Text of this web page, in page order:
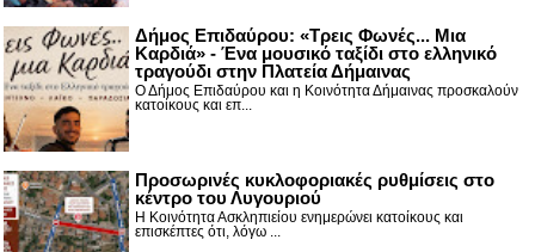
Δήμος Επιδαύρου: «Τρεις Φωνές... Μια
Καρδιά» - Ένα μουσικό ταξίδι στο ελληνικό
τραγούδι στην Πλατεία Δήμαινας
Ο Δήμος Επιδαύρου και η Κοινότητα Δήμαινας προσκαλούν
κατοίκους και επ...
Προσωρινές κυκλοφοριακές ρυθμίσεις στο
κέντρο του Λυγουριού
Η Κοινότητα Ασκληπιείου ενημερώνει κατοίκους και
επισκέπτες ότι, λόγω ...